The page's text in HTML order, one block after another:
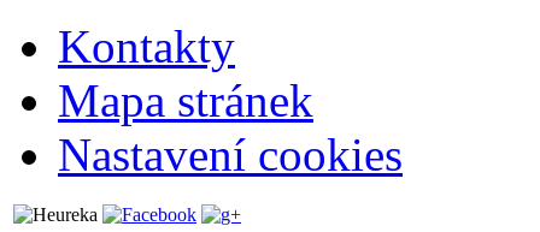
Kontakty
Mapa stránek
Nastavení cookies